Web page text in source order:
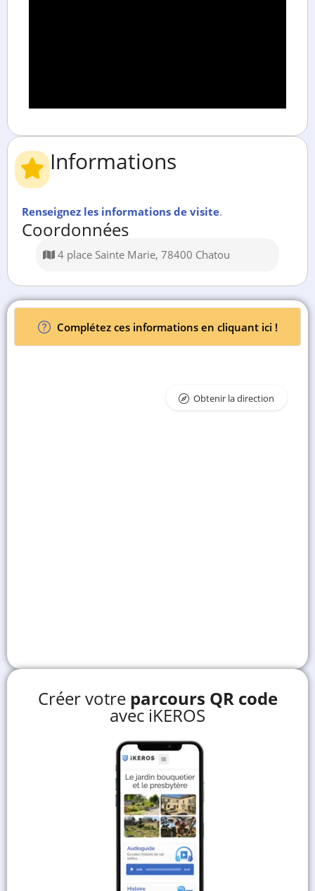
Informations
Renseignez les informations de visite.
Coordonnées
4 place Sainte Marie, 78400 Chatou
Complétez ces informations en cliquant ici !
Obtenir la direction
Créer votre parcours QR code
avec iKEROS